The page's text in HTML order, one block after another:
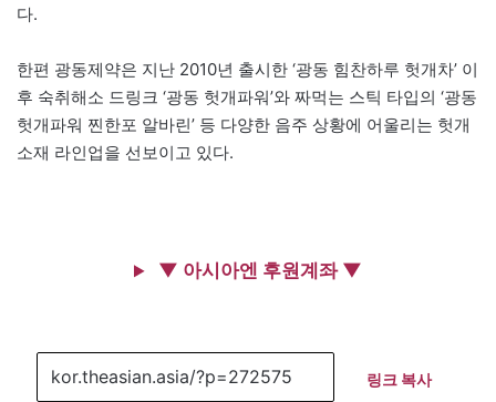
다.
한편 광동제약은 지난 2010년 출시한 ‘광동 힘찬하루 헛개차’ 이
후 숙취해소 드링크 ‘광동 헛개파워’와 짜먹는 스틱 타입의 ‘광동
헛개파워 찐한포 알바린’ 등 다양한 음주 상황에 어울리는 헛개
소재 라인업을 선보이고 있다.
▼ 아시아엔 후원계좌 ▼
링크 복사